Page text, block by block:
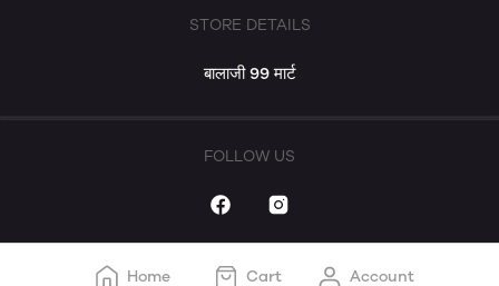
STORE DETAILS
बालाजी 99 मार्ट
FOLLOW US
Home Cart Account